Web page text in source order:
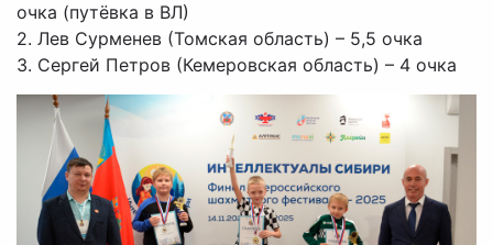
очка (путёвка в ВЛ)
2. Лев Сурменев (Томская область) – 5,5 очка
3. Сергей Петров (Кемеровская область) – 4 очка